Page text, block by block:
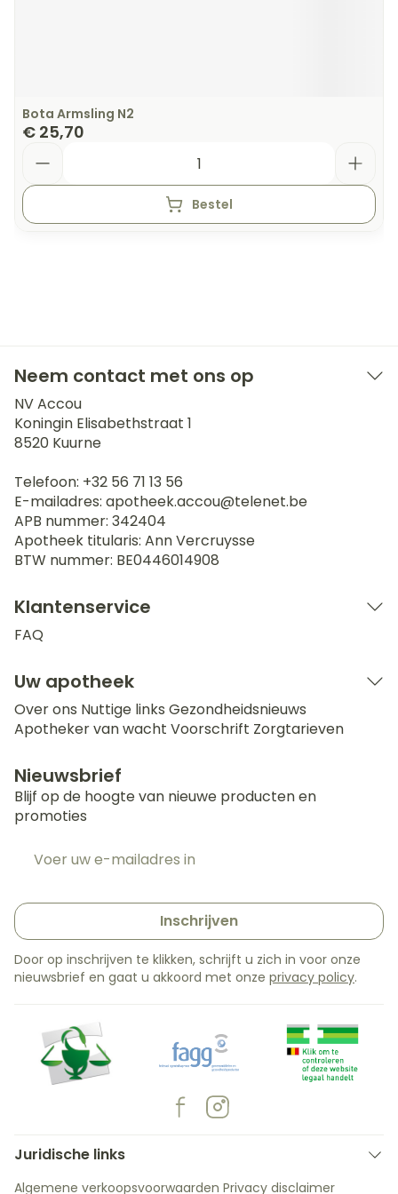
Bota Armsling N2
€ 25,70
Bestel
Neem contact met ons op
NV Accou
Koningin Elisabethstraat 1
8520 Kuurne
Telefoon: +32 56 71 13 56
E-mailadres: apotheek.accou@telenet.be
APB nummer: 342404
Apotheek titularis: Ann Vercruysse
BTW nummer: BE0446014908
Klantenservice
FAQ
Uw apotheek
Over ons Nuttige links Gezondheidsnieuws
Apotheker van wacht Voorschrift Zorgtarieven
Nieuwsbrief
Blijf op de hoogte van nieuwe producten en
promoties
Inschrijven
Door op inschrijven te klikken, schrijft u zich in voor onze
nieuwsbrief en gaat u akkoord met onze privacy policy.
Juridische links
Algemene verkoopsvoorwaarden Privacy disclaimer